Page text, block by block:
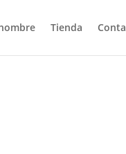
Tienda